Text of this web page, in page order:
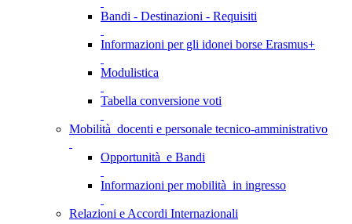
Bandi - Destinazioni - Requisiti
Informazioni per gli idonei borse Erasmus+
Modulistica
Tabella conversione voti
Mobilità docenti e personale tecnico-amministrativo
Opportunità e Bandi
Informazioni per mobilità in ingresso
Relazioni e Accordi Internazionali